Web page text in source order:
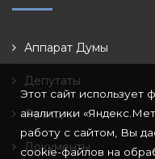
Аппарат Думы
Депутаты
Фракции
Документы
Этот сайт использует
аналитики
работу с сайтом, Вы
cookie-файлов на